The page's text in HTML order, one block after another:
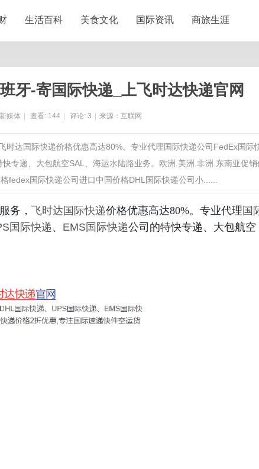
生活百科 美食文化 国际资讯 商旅生涯
牙-寄国际快递_上飞时达快递官网
媒体 查看: 144 评论: 3 来源：互联网
时达国际快递价格优惠高达80%。专业代理国际快递公司FedEx国际
专递、大包航空SAL、海运水陆路业务。欧洲.美洲.非洲.东南亚促销
fedex国际快递公司进口中国价格DHL国际快递公司小......
务， 飞时达 国际快递价格优惠高达80%。专业代理 国
国际快递、 EMS国际快递公司的特快专递、大包航空